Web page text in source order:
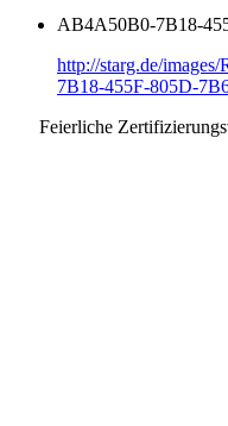
AB4A50B0-7B18-
http://starg.de/
7B18-455F-805D-
Feierliche